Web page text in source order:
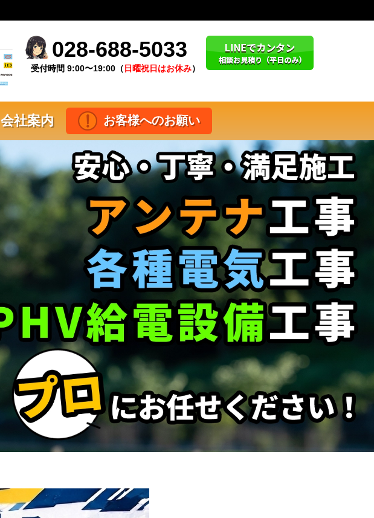
028-688-5033
受付時間 9:00〜19:00（ 日曜祝日はお休み）
会社案内 お客様へのお願い